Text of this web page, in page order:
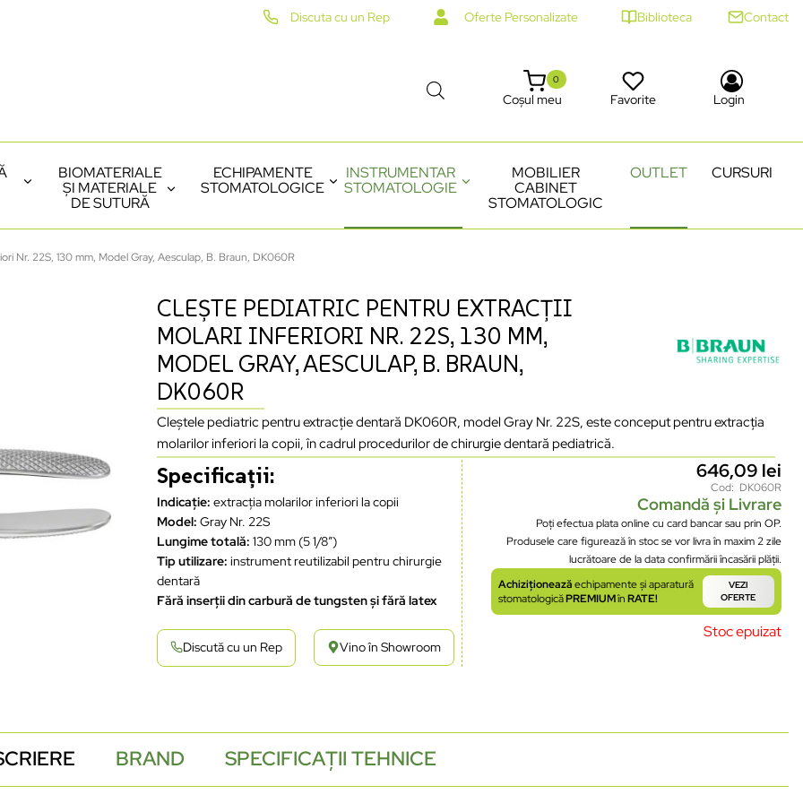
Discuta cu un Rep Oferte Personalizate Biblioteca Contact
Coșul meu
0
Favorite Login
BIOMATERIALE
ȘI MATERIALE
DE SUTURĂ
ECHIPAMENTE
STOMATOLOGICE
INSTRUMENTAR
STOMATOLOGIE
MOBILIER
CABINET
STOMATOLOGIC
OUTLET CURSURI
Nr. 22S, 130 mm, Model Gray, Aesculap, B. Braun, DK060R
CLEȘTE PEDIATRIC PENTRU EXTRACȚII
MOLARI INFERIORI NR. 22S, 130 MM,
MODEL GRAY, AESCULAP, B. BRAUN,
DK060R
Cleștele pediatric pentru extracție dentară DK060R, model Gray Nr. 22S, este conceput pentru extracția
molarilor inferiori la copii, în cadrul procedurilor de chirurgie dentară pediatrică.
Specificații:
Indicație: extracția molarilor inferiori la copii
Model: Gray Nr. 22S
Lungime totală: 130 mm (5 1/8″)
Tip utilizare: instrument reutilizabil pentru chirurgie
dentară
Fără inserții din carbură de tungsten și fără latex
Discută cu un Rep Vino în Showroom
646,09 lei
Cod: DK060R
Comandă și Livrare
Poți efectua plata online cu card bancar sau prin OP.
Produsele care figurează în stoc se vor livra în maxim 2 zile
lucrătoare de la data confirmării încasării plății.
Achiziționeazăechipamente și aparatură
stomatologicăPREMIUMînRATE!
VEZI
OFERTE
Stoc epuizat
BRAND SPECIFICAȚII TEHNICE